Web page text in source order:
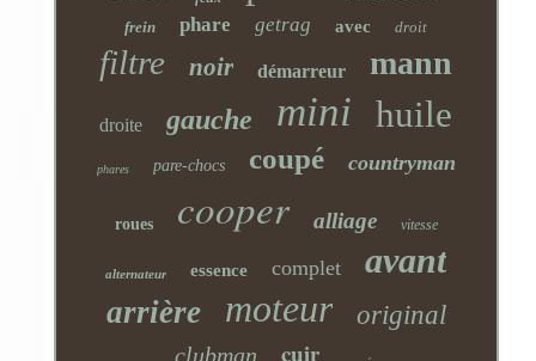
frein phare getrag avec droit
filtre noir démarreur mann
droite gauche mini huile
phares pare-chocs coupé countryman
roues cooper alliage vitesse
alternateur essence complet avant
arrière moteur original
clubman cuir